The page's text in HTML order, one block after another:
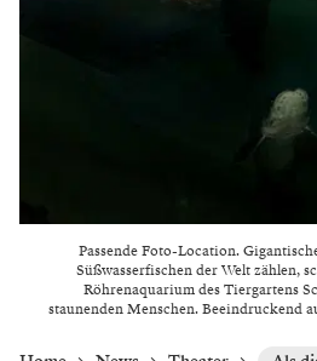
Passende Foto-Location.
Süßwasserfischen der Welt zählen,
Röhrenaquarium des Tiergartens
staunenden Menschen. Beeindruckend